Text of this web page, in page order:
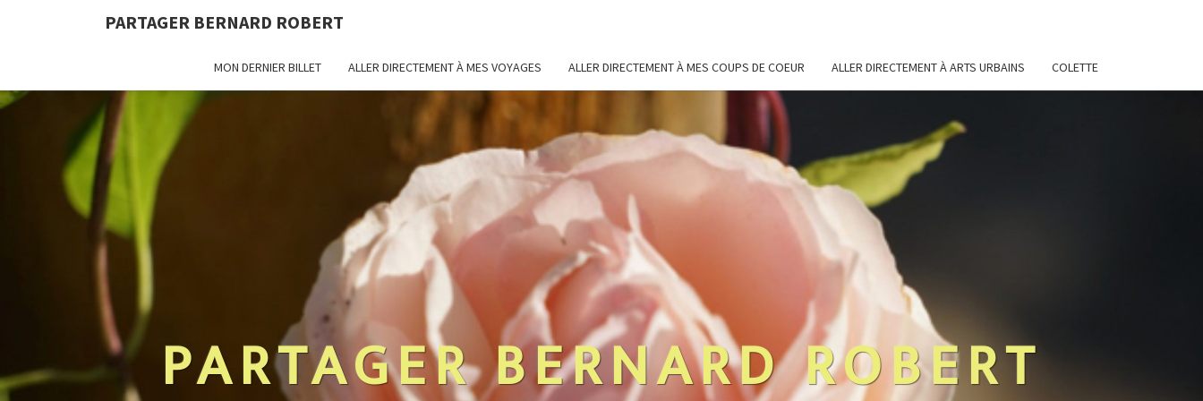
PARTAGER BERNARD ROBERT
MON DERNIER BILLET ALLER DIRECTEMENT À MES VOYAGES ALLER DIRECTEMENT À MES COUPS DE COEUR ALLER DIRECTEMENT À ARTS URBAINS COLETTE
PARTAGER BERNARD ROBERT